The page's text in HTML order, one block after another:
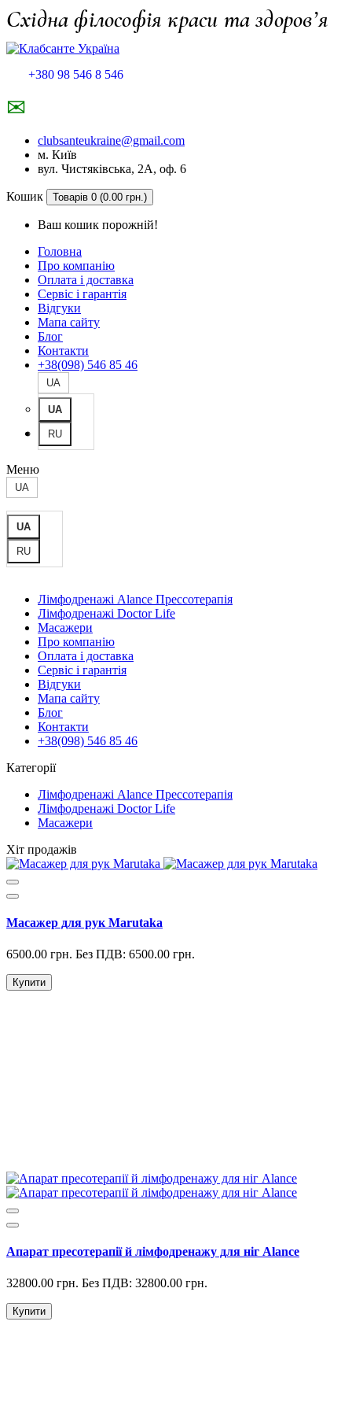
Східна філософія краси та здоров’я
+380 98 546 8 546
✉
clubsanteukraine@gmail.com
м. Київ
вул. Чистяківська, 2А, оф. 6
Кошик Товарів 0 (0.00 грн.)
Ваш кошик порожній!
Головна
Про компанію
Оплата і доставка
Сервіс і гарантія
Відгуки
Мапа сайту
Блог
Контакти
+38(098) 546 85 46
UA
UA
RU
Меню
UA
UA
RU
Лімфодренажі Alance Прессотерапія
Лімфодренажі Doctor Life
Масажери
Про компанію
Оплата і доставка
Сервіс і гарантія
Відгуки
Мапа сайту
Блог
Контакти
+38(098) 546 85 46
Категорії
Лімфодренажі Alance Прессотерапія
Лімфодренажі Doctor Life
Масажери
Хіт продажів
Масажер для рук Marutaka
6500.00 грн. Без ПДВ: 6500.00 грн.
Купити
Апарат пресотерапії й лімфодренажу для ніг Alance
32800.00 грн. Без ПДВ: 32800.00 грн.
Купити